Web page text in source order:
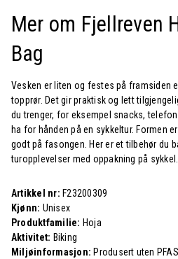
Mer om Fjellreven
Bag
Vesken er liten og festes på framsiden
topprør. Det gir praktisk og lett
du trenger, for eksempel snacks,
ha for hånden på en sykkeltur. Formen
godt på fasongen. Her er et tilbehør du
turopplevelser med oppakning på sykkel.
Artikkel nr: F23200309
Kjønn: Unisex
Produktfamilie: Hoja
Aktivitet: Biking
Miljøinformasjon: Produsert uten